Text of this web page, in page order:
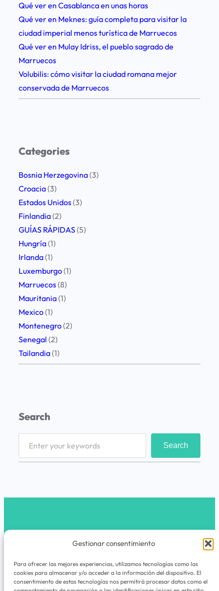
Gestionar consentimiento
Para ofrecer las mejores experiencias, utilizamos tecnologías como las
cookies para almacenar y/o acceder a la información del dispositivo. El
consentimiento de estas tecnologías nos permitirá procesar datos como el
a
y
M
o
n
t
e
:
n
u
e
s
t
r
a
r
u
t
a
d
e
1
s
Qué ver en Casablanca en unas horas
Qué ver en Meknes: guía completa para visitar la
ciudad imperial menos turística de Marruecos
Qué ver en Mulay Idriss, el pueblo sagrado de
Marruecos
Volubilis: cómo visitar la ciudad romana mejor
conservada de Marruecos
Categories
Bosnia Herzegovina(3)
Croacia(3)
Estados Unidos(3)
Finlandia(2)
GUÍAS RÁPIDAS(5)
Hungría(1)
Irlanda(1)
Luxemburgo(1)
Marruecos(8)
Mauritania(1)
Mexico(1)
Montenegro(2)
Senegal (2)
Tailandia(1)
Search
Search
latribunomada.com
Instagram
La Tribu Nómada es un espacio de viajes,